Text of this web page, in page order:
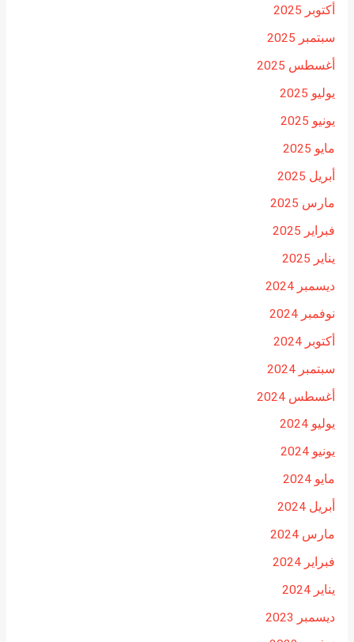
أكتوبر 2025
سبتمبر 2025
أغسطس 2025
يوليو 2025
يونيو 2025
مايو 2025
أبريل 2025
مارس 2025
فبراير 2025
يناير 2025
ديسمبر 2024
نوفمبر 2024
أكتوبر 2024
سبتمبر 2024
أغسطس 2024
يوليو 2024
يونيو 2024
مايو 2024
أبريل 2024
مارس 2024
فبراير 2024
يناير 2024
ديسمبر 2023